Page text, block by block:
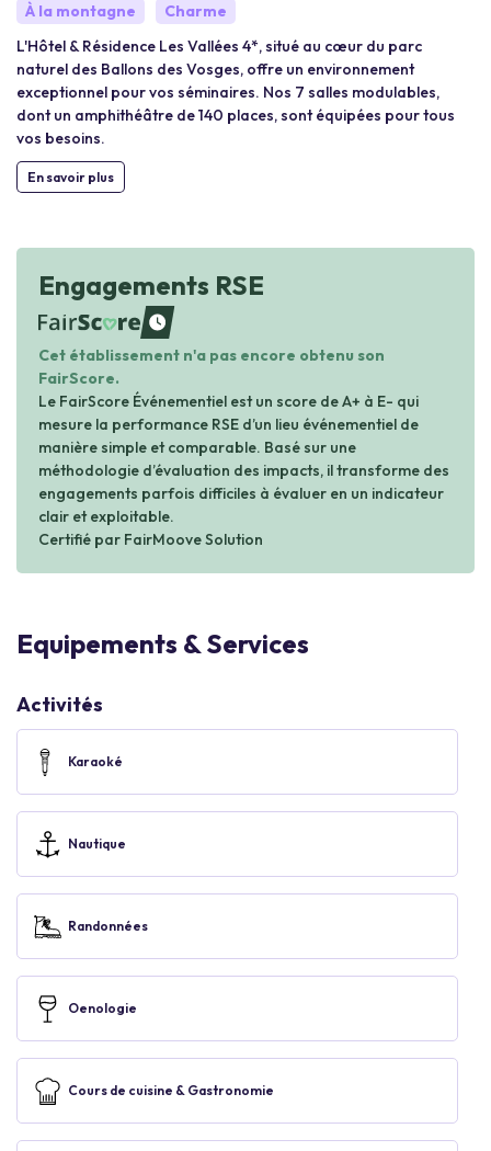
À la montagne
Charme
L'Hôtel & Résidence Les Vallées 4*, situé au cœur du parc
naturel des Ballons des Vosges, offre un environnement
exceptionnel pour vos séminaires. Nos 7 salles modulables,
dont un amphithéâtre de 140 places, sont équipées pour tous
vos besoins.
En savoir plus
Engagements RSE
waiting
Cet établissement n'a pas encore obtenu son
FairScore.
Le FairScore Événementiel est un score de A+ à E- qui
mesure la performance RSE d’un lieu événementiel de
manière simple et comparable. Basé sur une
méthodologie d’évaluation des impacts, il transforme des
engagements parfois difficiles à évaluer en un indicateur
clair et exploitable.
Certifié par FairMoove Solution
Equipements & Services
Activités
Karaoké
Nautique
Randonnées
Oenologie
Cours de cuisine & Gastronomie